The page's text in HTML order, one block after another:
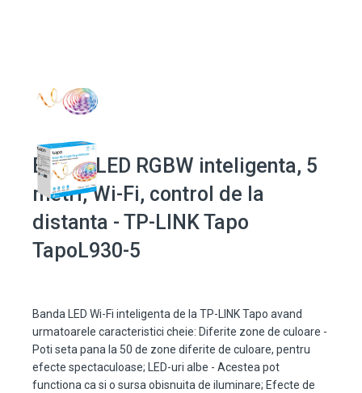
Banda LED RGBW inteligenta, 5
metri, Wi-Fi, control de la
distanta - TP-LINK Tapo
TapoL930-5
Banda LED Wi-Fi inteligenta de la TP-LINK Tapo avand
urmatoarele caracteristici cheie: Diferite zone de culoare -
Poti seta pana la 50 de zone diferite de culoare, pentru
efecte spectaculoase; LED-uri albe - Acestea pot
functiona ca si o sursa obisnuita de iluminare; Efecte de